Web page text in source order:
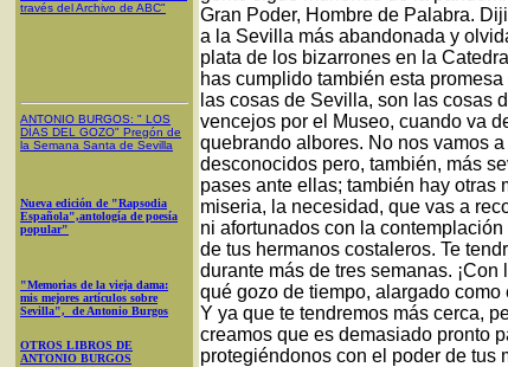
través del Archivo de ABC"
ANTONIO BURGOS: " LOS
DÍAS DEL GOZO" Pregón de
la Semana Santa de Sevilla
Nueva edición de "Rapsodia
Española",antología de poesía
popular"
"Memorias de la vieja dama:
mis mejores artículos sobre
Sevilla", de Antonio Burgos
OTROS LIBROS DE
ANTONIO BURGOS
Gran Poder, Hombre de Palabra.
a la Sevilla más abandonada y
plata de los bizarrones en la
has cumplido también esta
las cosas de Sevilla, son las cosas
vencejos por el Museo, cuando va
quebrando albores. No nos vamos
desconocidos pero, también, más
pases ante ellas; también hay otras
miseria, la necesidad, que vas a
ni afortunados con la
de tus hermanos costaleros. Te
durante más de tres semanas.
qué gozo de tiempo, alargado
Y ya que te tendremos más cerca,
creamos que es demasiado pronto
protegiéndonos con el poder de tus